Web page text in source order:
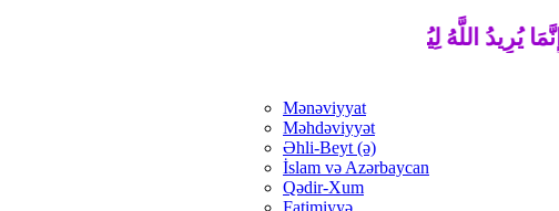
إِنَّمَا يُرِيدُ اللَّهُ لِيُذْهِبَ عَنْكُمُ الرِّجْسَ أَهْلَ الْبَيْتِ وَيُطَهِّرَكُمْ
Mənəviyyat
Məhdəviyyət
Əhli-Beyt (ə)
İslam və Azərbaycan
Qədir-Xum
Fatimiyyə